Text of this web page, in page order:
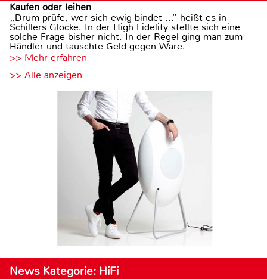
Kaufen oder leihen
„Drum prüfe, wer sich ewig bindet ...“ heißt es in
Schillers Glocke. In der High Fidelity stellte sich eine
solche Frage bisher nicht. In der Regel ging man zum
Händler und tauschte Geld gegen Ware.
>> Mehr erfahren
>> Alle anzeigen
News Kategorie: HiFi